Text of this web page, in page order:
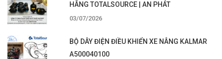
HÃNG TOTALSOURCE | AN PHÁT
03/07/2026
BỘ DÂY ĐIỆN ĐIỀU KHIỂN XE NÂNG KALMAR
A500040100